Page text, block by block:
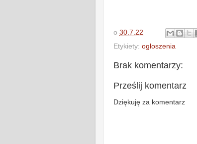
o 30.7.22
Etykiety: ogłoszenia
Brak komentarzy:
Prześlij komentarz
Dziękuję za komentarz